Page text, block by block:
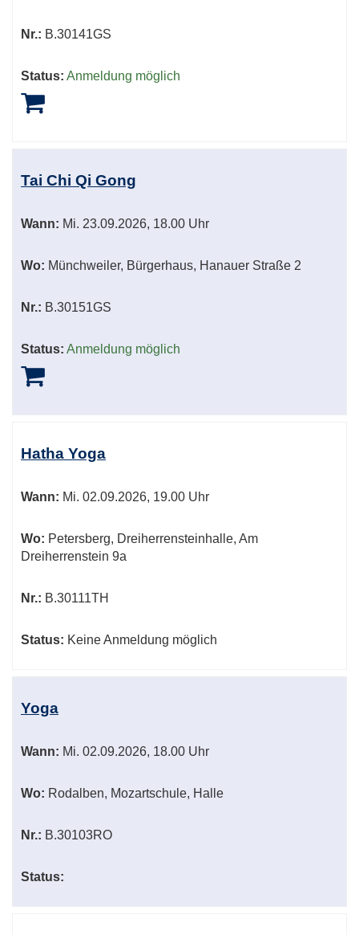
Nr.: B.30141GS
Status: Anmeldung möglich
Tai Chi Qi Gong
Wann: Mi. 23.09.2026, 18.00 Uhr
Wo: Münchweiler, Bürgerhaus, Hanauer Straße 2
Nr.: B.30151GS
Status: Anmeldung möglich
Hatha Yoga
Wann: Mi. 02.09.2026, 19.00 Uhr
Wo: Petersberg, Dreiherrensteinhalle, Am
Dreiherrenstein 9a
Nr.: B.30111TH
Status: Keine Anmeldung möglich
Yoga
Wann: Mi. 02.09.2026, 18.00 Uhr
Wo: Rodalben, Mozartschule, Halle
Nr.: B.30103RO
Status: